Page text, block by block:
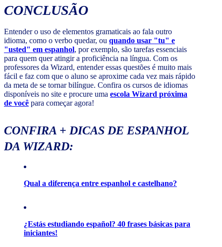
CONCLUSÃO
Entender o uso de elementos gramaticais ao fala outro
idioma, como o verbo quedar, ou quando usar "tu" e
"usted" em espanhol, por exemplo, são tarefas essenciais
para quem quer atingir a proficiência na língua. Com os
professores da Wizard, entender essas questões é muito mais
fácil e faz com que o aluno se aproxime cada vez mais rápido
da meta de se tornar bilíngue. Confira os cursos de idiomas
disponíveis no site e procure uma escola Wizard próxima
de você para começar agora!
CONFIRA + DICAS DE ESPANHOL
DA WIZARD:
Qual a diferença entre espanhol e castelhano?
¿Estás estudiando español? 40 frases básicas para
iniciantes!